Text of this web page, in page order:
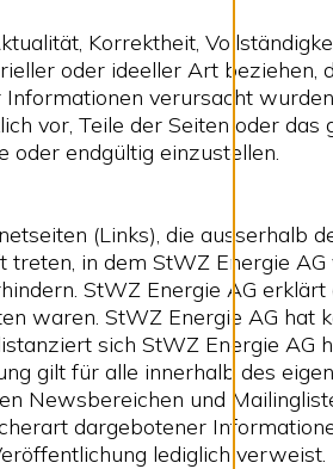
Korrektheit,
oder ideeller Art
verursacht
vor, Teile der Seiten oder
oder endgültig einzustellen.
(Links), die ausserhalb
in dem StWZ Energie
StWZ Energie AG
waren. StWZ Energie AG
sich StWZ Energie
gilt für alle innerhalb des
Newsbereichen und
dargebotener
lediglich verweist.